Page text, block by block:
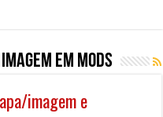
em mods
imagem e